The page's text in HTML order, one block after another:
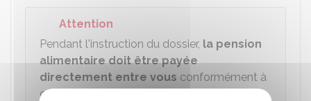
Attention
Pendant l'instruction du dossier, la pension
alimentaire doit être payée
directement entre vous conformément à
ce que prévoit le